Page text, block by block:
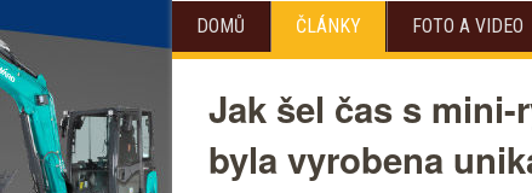
DOMŮ ČLÁNKY FOTO A VIDEO
Jak šel čas s
byla vyrobena